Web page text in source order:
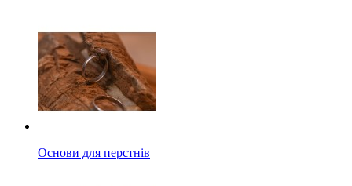
Основи для перстнів